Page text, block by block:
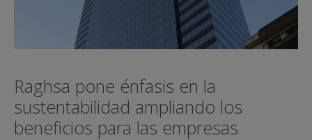
Raghsa pone énfasis en la
sustentabilidad ampliando los
beneficios para las empresas